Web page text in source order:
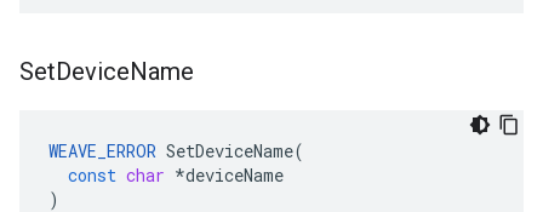
SetDeviceName
WEAVE_ERROR SetDeviceName(
const char *deviceName
)